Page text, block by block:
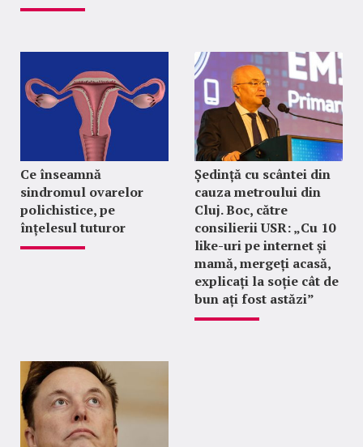
Ce înseamnă
sindromul ovarelor
polichistice, pe
înțelesul tuturor
Ședință cu scântei din
cauza metroului din
Cluj. Boc, către
consilierii USR: „Cu 10
like-uri pe internet și
mamă, mergeți acasă,
explicați la soție cât de
bun ați fost astăzi”